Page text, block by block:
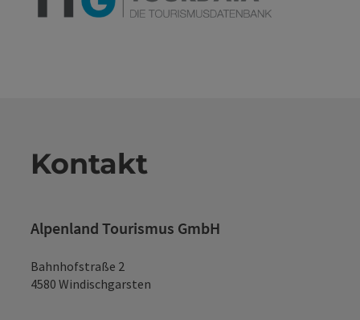
Kontakt
Alpenland Tourismus GmbH
Bahnhofstraße 2
4580 Windischgarsten